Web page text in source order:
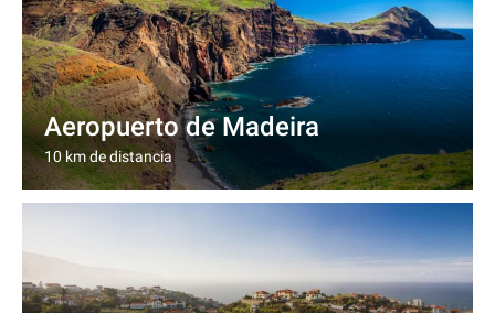
Aeropuerto de Madeira
10 km de distancia